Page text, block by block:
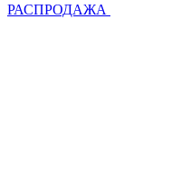
РАСПРОДАЖА